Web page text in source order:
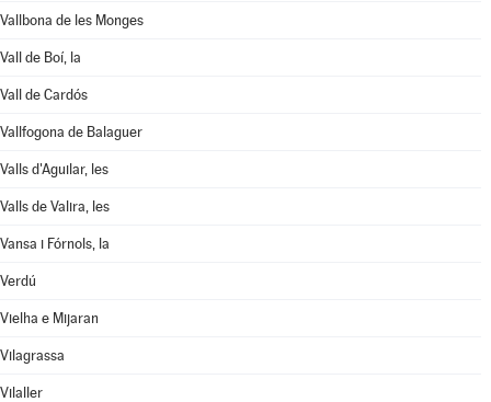
Vallbona de les Monges
Vall de Boí, la
Vall de Cardós
Vallfogona de Balaguer
Valls d'Aguilar, les
Valls de Valira, les
Vansa i Fórnols, la
Verdú
Vielha e Mijaran
Vilagrassa
Vilaller